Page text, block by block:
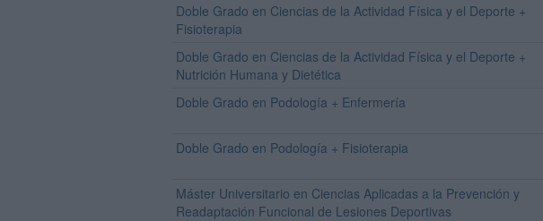
Doble Grado en Ciencias de la Actividad Física y el Deporte +
Fisioterapia
Doble Grado en Ciencias de la Actividad Física y el Deporte +
Nutrición Humana y Dietética
Doble Grado en Podología + Enfermería
Doble Grado en Podología + Fisioterapia
Máster Universitario en Ciencias Aplicadas a la Prevención y
Readaptación Funcional de Lesiones Deportivas